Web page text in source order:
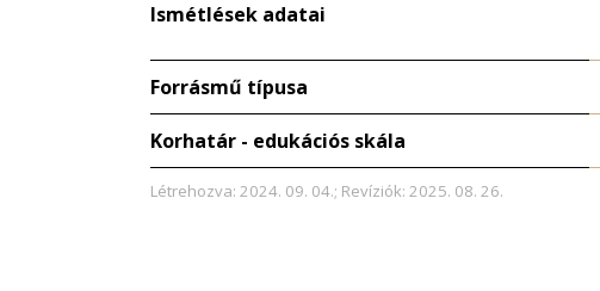
Ismétlések adatai
Forrásmű típusa
Korhatár - edukációs skála
Létrehozva: 2024. 09. 04.; Revíziók: 2025. 08. 26.